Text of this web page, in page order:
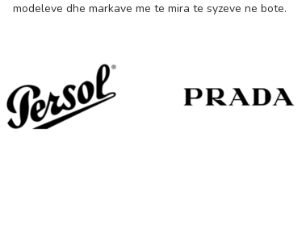
modeleve dhe markave me te mira te syzeve ne bote.